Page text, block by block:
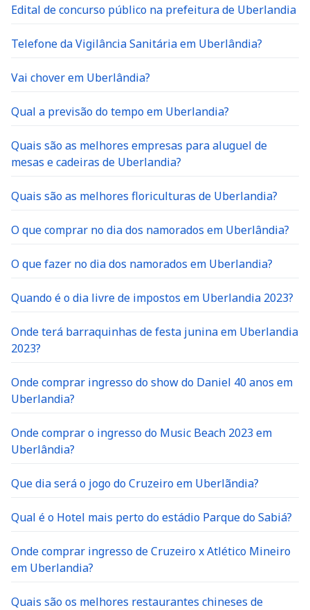
Edital de concurso público na prefeitura de Uberlandia
Telefone da Vigilância Sanitária em Uberlândia?
Vai chover em Uberlândia?
Qual a previsão do tempo em Uberlandia?
Quais são as melhores empresas para aluguel de
mesas e cadeiras de Uberlandia?
Quais são as melhores floriculturas de Uberlandia?
O que comprar no dia dos namorados em Uberlândia?
O que fazer no dia dos namorados em Uberlandia?
Quando é o dia livre de impostos em Uberlandia 2023?
Onde terá barraquinhas de festa junina em Uberlandia
2023?
Onde comprar ingresso do show do Daniel 40 anos em
Uberlandia?
Onde comprar o ingresso do Music Beach 2023 em
Uberlândia?
Que dia será o jogo do Cruzeiro em Uberlãndia?
Qual é o Hotel mais perto do estádio Parque do Sabiá?
Onde comprar ingresso de Cruzeiro x Atlético Mineiro
em Uberlandia?
Quais são os melhores restaurantes chineses de